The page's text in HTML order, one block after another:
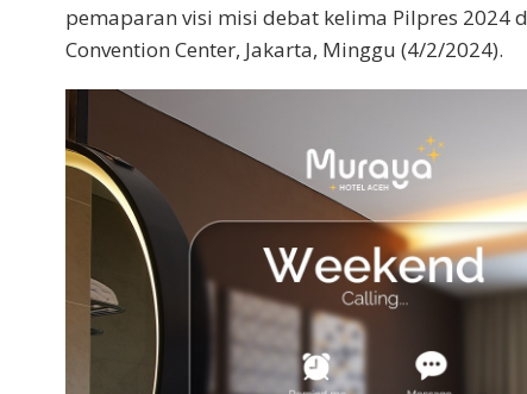
pemaparan visi misi debat kelima Pilpres 2024
Convention Center, Jakarta, Minggu (4/2/2024).